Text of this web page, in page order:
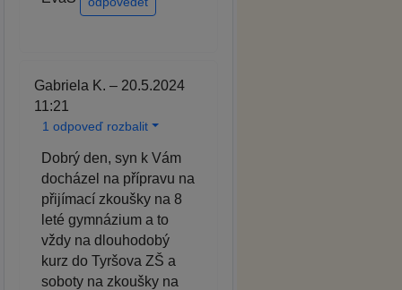
Gabriela K. – 20.5.2024
11:21
1 odpoveď rozbalit
Dobrý den, syn k Vám
docházel na přípravu na
přijímací zkoušky na 8
leté gymnázium a to
vždy na dlouhodobý
kurz do Tyršova ZŠ a
soboty na zkoušky na